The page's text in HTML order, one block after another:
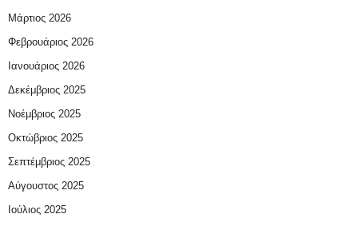
Μάρτιος 2026
Φεβρουάριος 2026
Ιανουάριος 2026
Δεκέμβριος 2025
Νοέμβριος 2025
Οκτώβριος 2025
Σεπτέμβριος 2025
Αύγουστος 2025
Ιούλιος 2025